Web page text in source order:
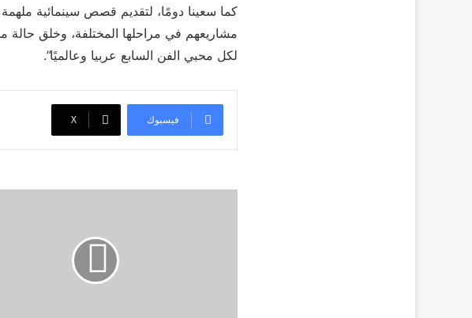
كما سعينا دومًا، لتقديم قصص سينمائية
مشاريعهم في مراحلها المختلفة، وخلق حالة
لكل محبي الفن السابع عربيا وعالميًا”.
فيسبوك ‫X